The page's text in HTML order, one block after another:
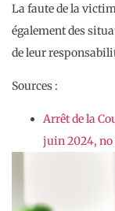
La faute de la
également des
de leur
Sources :
Arrêt de la
juin 2024, no